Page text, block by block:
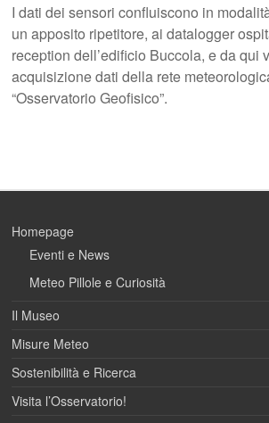
I dati dei sensori confluiscono in
un apposito ripetitore, ai datalogger
reception dell’edificio Buccola, e da qui
acquisizione dati della rete
“Osservatorio Geofisico”.
Homepage
Eventi e News
Meteo Pillole e Curiosità
Il Museo
Misure Meteo
Sostenibilità e Ricerca
Visita l’Osservatorio!